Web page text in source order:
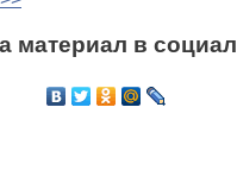
материал в